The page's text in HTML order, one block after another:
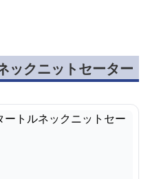
ックニットセーター